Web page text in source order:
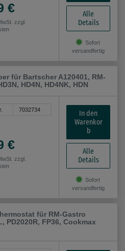
€
zzgl.
Alle
Details
Sofort
versandfertig
für Bartscher A120401, RM-
HD4N, HD4NK, HDN
7032734
€
zzgl.
In den
Warenkor
b
Alle
Details
Sofort
versandfertig
für RM-Gastro
PD2020R, FP36, Cookmax